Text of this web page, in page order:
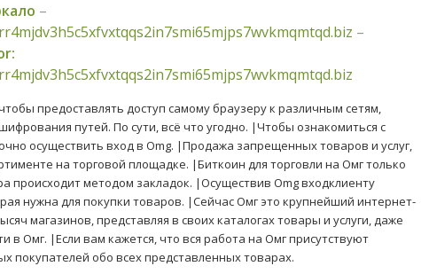
–
–
предоставлять доступ самому браузеру к различным сетям,
путей. По сути, всё что угодно. |Чтобы ознакомиться с
осуществить вход в Omg. |Продажа запрещенных товаров и услуг,
на торговой площадке. |Биткоин для торговли на Омг только
происходит методом закладок. |Осуществив Omg входклиенту
нужна для покупки товаров. |Сейчас Омг это крупнейший интернет-
магазинов, представляя в своих каталогах товары и услуги, даже
в Омг. |Если вам кажется, что вся работа на Омг присутствуют
обо всех представленных товарах.